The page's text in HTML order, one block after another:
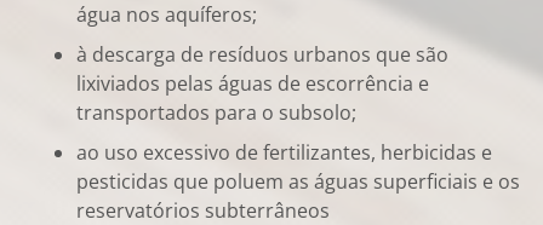
água nos aquíferos;
à descarga de resíduos urbanos que são
lixiviados pelas águas de escorrência e
transportados para o subsolo;
ao uso excessivo de fertilizantes, herbicidas e
pesticidas que poluem as águas superficiais e os
reservatórios subterrâneos